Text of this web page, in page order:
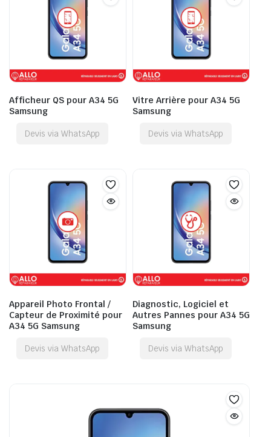
Afficheur QS pour A34 5G
Samsung
Devis via WhatsApp
Vitre Arrière pour A34 5G
Samsung
Devis via WhatsApp
Appareil Photo Frontal /
Capteur de Proximité pour
A34 5G Samsung
Devis via WhatsApp
Diagnostic, Logiciel et
Autres Pannes pour A34 5G
Samsung
Devis via WhatsApp